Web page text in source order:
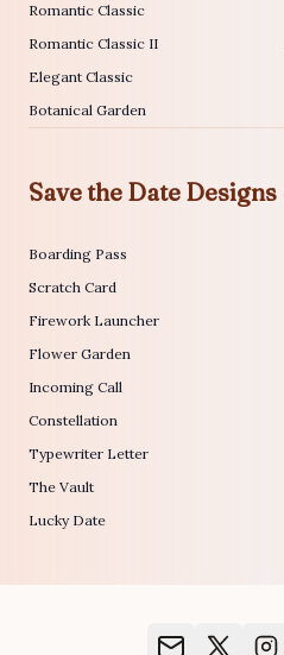
Romantic Classic
Romantic Classic II
Elegant Classic
Botanical Garden
Save the Date Designs
Boarding Pass
Scratch Card
Firework Launcher
Flower Garden
Incoming Call
Constellation
Typewriter Letter
The Vault
Lucky Date